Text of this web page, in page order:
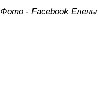
Фото - Facebook Елены